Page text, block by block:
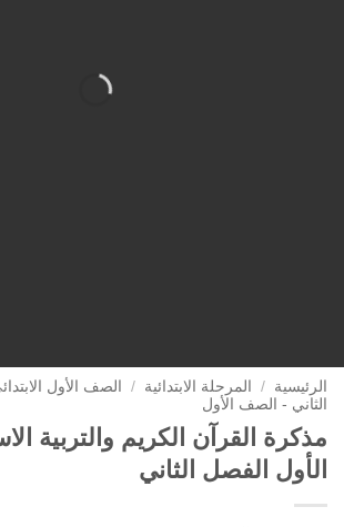
الرئيسية / المرحلة الابتدائية / الصف الأول
الثاني - الصف الأول
مذكرة القرآن الكريم والتربية
الأول الفصل الثاني